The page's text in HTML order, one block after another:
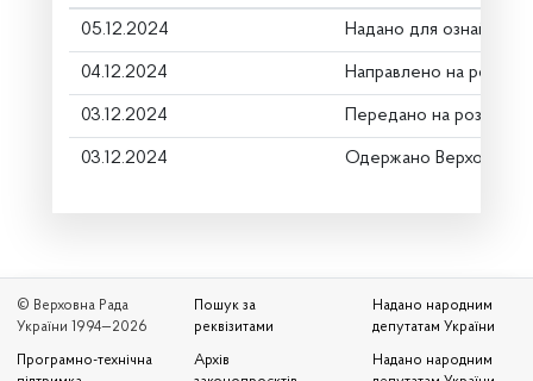
05.12.2024 Надано для
04.12.2024 Направлено на
03.12.2024 Передано на розгляд
03.12.2024 Одержано Верховною
© Верховна Рада
України 1994—2026
Програмно-технічна
Пошук за
реквізитами
Архів
Надано народним
депутатам України
Надано народним